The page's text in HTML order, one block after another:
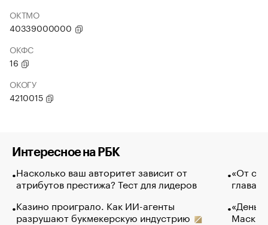
ОКТМО
40339000000
ОКФС
16
ОКОГУ
4210015
Интересное на РБК
Насколько ваш авторитет зависит от
атрибутов престижа? Тест для лидеров
Казино проиграло. Как ИИ-агенты
разрушают букмекерскую индустрию
«От
глава
Маск в